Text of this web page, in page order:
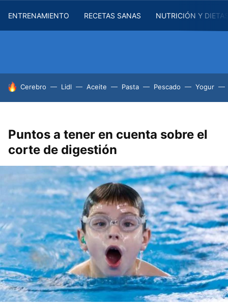
ENTRENAMIENTO RECETAS SANAS NUTRICIÓN Y
HOY SE HABLA DE
Cerebro Lidl Aceite Pasta Pescado Yogur
Puntos a tener en cuenta sobre el
corte de digestión